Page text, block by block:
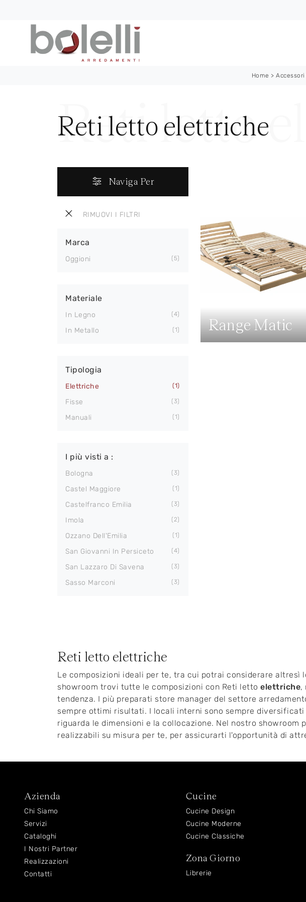
Home > Accessori
Reti letto elettriche
Naviga Per
RIMUOVI I FILTRI
Marca
Oggioni 5
Materiale
In Legno 4
In Metallo 1
Tipologia
Elettriche 1
Fisse 3
Manuali 1
I più visti a :
Bologna 3
Castel Maggiore 1
Castelfranco Emilia 3
Imola 2
Ozzano Dell'Emilia 1
San Giovanni In Persiceto 4
San Lazzaro Di Savena 3
Sasso Marconi 3
Range Matic
Reti letto elettriche
Le composizioni ideali per te, tra cui potrai considerare
showroom trovi tutte le composizioni con Reti letto elettriche,
tendenza. I più preparati store manager del settore
sempre ottimi risultati. I locali interni sono sempre
riguarda le dimensioni e la collocazione. Nel nostro showroom
realizzabili su misura per te, per assicurarti l'opportunità di
Azienda
Chi Siamo
Servizi
Cataloghi
I Nostri Partner
Realizzazioni
Contatti
Cucine
Cucine Design
Cucine Moderne
Cucine Classiche
Zona Giorno
Librerie